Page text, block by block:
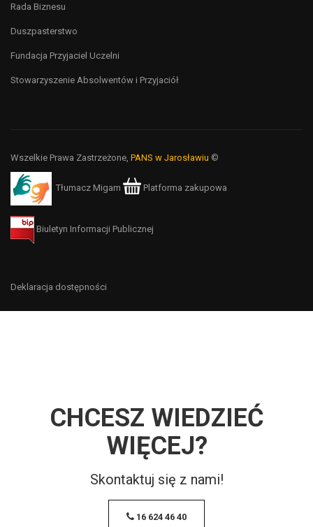
Rada Biznesu
Duszpasterstwo
Fundacja Przyjaciel Uczelni
Stowarzyszenie Absolwentów i Przyjaciół
Wszelkie Prawa Zastrzeżone, PANS w Jarosławiu ©
Tłumacz Migam Platforma zakupowa
Biuletyn Informacji Publicznej
Deklaracja dostępności
CHCESZ WIEDZIEĆ
WIĘCEJ?
Skontaktuj się z nami!
16 624 46 40